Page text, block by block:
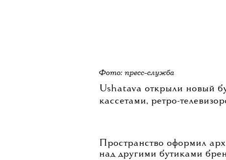
Фото: пресс-служба
Ushatava открыли новый
кассетами, ретро-
Пространство оформил
над другими бутиками